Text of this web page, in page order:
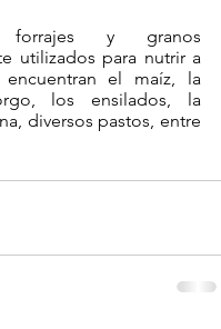
y granos
utilizados para nutrir a
encuentran el maíz, la
los ensilados, la
diversos pastos, entre